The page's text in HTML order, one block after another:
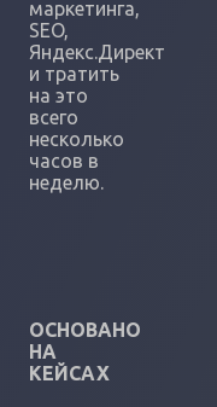
маркетинга,
SEO,
Яндекс.Директ
и тратить
на это
всего
несколько
часов в
неделю.
ОСНОВАНО
НА
КЕЙСАХ